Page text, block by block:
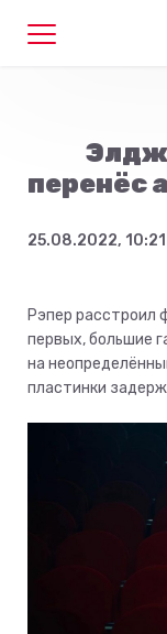
перенёс
25.08.2022, 10:21
Рэпер расстроил
первых, большие
на
пластинки